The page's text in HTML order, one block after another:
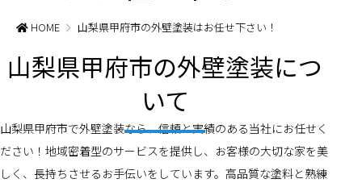
HOME 山梨県甲府市の外壁塗装はお任せ下さい！
山梨県甲府市の外壁塗装につ
いて
山梨県甲府市で外壁塗装なら、信頼と実績のある当社にお任せく
ださい！地域密着型のサービスを提供し、お客様の大切な家を美
しく、長持ちさせるお手伝いをしています。高品質な塗料と熟練